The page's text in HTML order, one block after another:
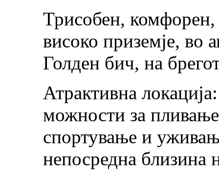
Трисобен, комфорен,
високо приземје, во
Голден бич, на
Атрактивна
можности за
спортување и
непосредна близина